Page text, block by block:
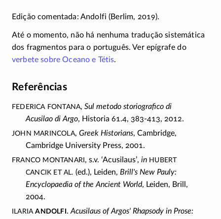
Edição comentada: Andolfi (Berlim, 2019).
Até o momento, não há nenhuma tradução sistemática
dos fragmentos para o português. Ver epígrafe do
verbete sobre Oceano e Tétis.
Referências
Federica Fontana,Sul metodo storiografico di
Acusilao di Argo, Historia 61.4, 383-413, 2012.
John Marincola, Greek Historians, Cambridge,
Cambridge University Press, 2001.
Franco Montanari, s.v. ʻAcusilausʼ,in Hubert
Cancik et al. (ed.), Leiden, Brill's New Pauly:
Encyclopaedia of the Ancient World, Leiden, Brill,
2004.
IlariaAndolfi.Acusilaus of Argos' Rhapsody in Prose: